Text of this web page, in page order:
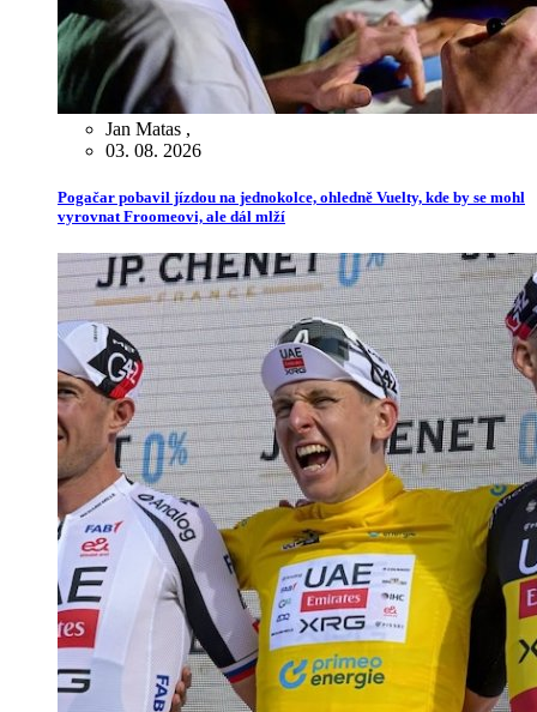
Jan Matas ,
03. 08. 2026
Pogačar pobavil jízdou na jednokolce, ohledně Vuelty, kde by se mohl
vyrovnat Froomeovi, ale dál mlží